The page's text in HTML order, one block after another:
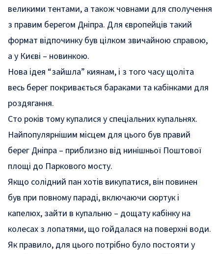
великими тентами, а також човнами для сполучення
з правим берегом Дніпра. Для європейців такий
формат відпочинку був цілком звичайною справою,
а у Києві – новинкою.
Нова ідея “зайшла” киянам, і з того часу щоліта
весь берег покривається бараками та кабінками для
роздягання.
Сто років тому купалися у спеціальних купальнях.
Найпопулярнішим місцем для цього був правий
берег Дніпра – приблизно від нинішньої Поштової
площі до Паркового мосту.
Якщо солідний пан хотів викупатися, він повинен
був при повному параді, включаючи сюртук і
капелюх, зайти в купальню – дощату кабінку на
колесах з лопатями, що гойдалася на поверхні води.
Як правило, для цього потрібно було постояти у